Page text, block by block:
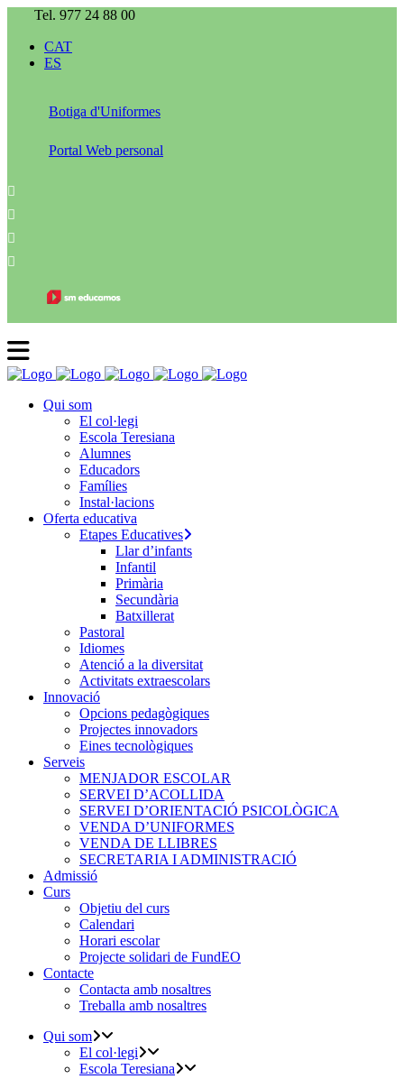
Tel. 977 24 88 00
CAT
ES
Botiga d'Uniformes
Portal Web personal
Qui som
El col·legi
Escola Teresiana
Alumnes
Educadors
Famílies
Instal·lacions
Oferta educativa
Etapes Educatives
Llar d’infants
Infantil
Primària
Secundària
Batxillerat
Pastoral
Idiomes
Atenció a la diversitat
Activitats extraescolars
Innovació
Opcions pedagògiques
Projectes innovadors
Eines tecnològiques
Serveis
MENJADOR ESCOLAR
SERVEI D’ACOLLIDA
SERVEI D’ORIENTACIÓ PSICOLÒGICA
VENDA D’UNIFORMES
VENDA DE LLIBRES
SECRETARIA I ADMINISTRACIÓ
Admissió
Curs
Objetiu del curs
Calendari
Horari escolar
Projecte solidari de FundEO
Contacte
Contacta amb nosaltres
Treballa amb nosaltres
Qui som
El col·legi
Escola Teresiana